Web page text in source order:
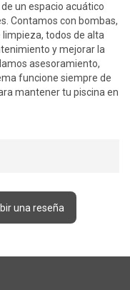
un espacio acuático
Contamos con bombas,
todos de alta
y mejorar la
asesoramiento,
funcione siempre de
mantener tu piscina en
una reseña